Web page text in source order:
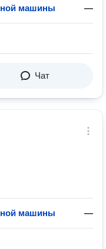
машины —
Чат
машины —